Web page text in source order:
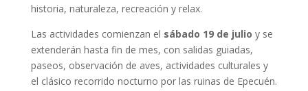
historia, naturaleza, recreación y relax.
Las actividades comienzan el sábado 19 de julio y se
extenderán hasta fin de mes, con salidas guiadas,
paseos, observación de aves, actividades culturales y
el clásico recorrido nocturno por las ruinas de Epecuén.